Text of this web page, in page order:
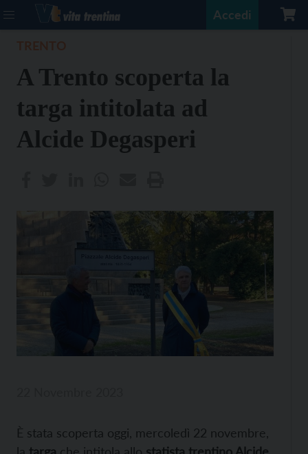
Accedi
A Trento scoperta la
targa intitolata ad
Alcide Degasperi
È stata scoperta oggi, mercoledì 22 novembre,